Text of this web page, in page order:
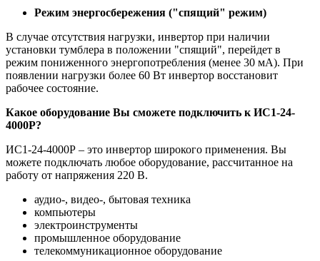
Режим энергосбережения ("спящий" режим)
В случае отсутствия нагрузки, инвертор при наличии
установки тумблера в положении "спящий", перейдет в
режим пониженного энергопотребления (менее 30 мА). При
появлении нагрузки более 60 Вт инвертор восстановит
рабочее состояние.
Какое оборудование Вы сможете подключить к ИС1-24-
4000Р?
ИС1-24-4000Р – это инвертор широкого применения. Вы
можете подключать любое оборудование, рассчитанное на
работу от напряжения 220 В.
аудио-, видео-, бытовая техника
компьютеры
электроинструменты
промышленное оборудование
телекоммуникационное оборудование